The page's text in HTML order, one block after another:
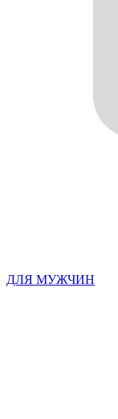
ДЛЯ МУЖЧИН